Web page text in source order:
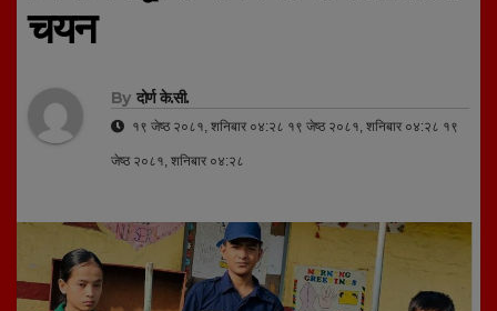
चयन
By दोर्ण के.सी.
१९ जेष्ठ २०८१, शनिबार ०४:२८ १९ जेष्ठ २०८१, शनिबार ०४:२८ १९
जेष्ठ २०८१, शनिबार ०४:२८